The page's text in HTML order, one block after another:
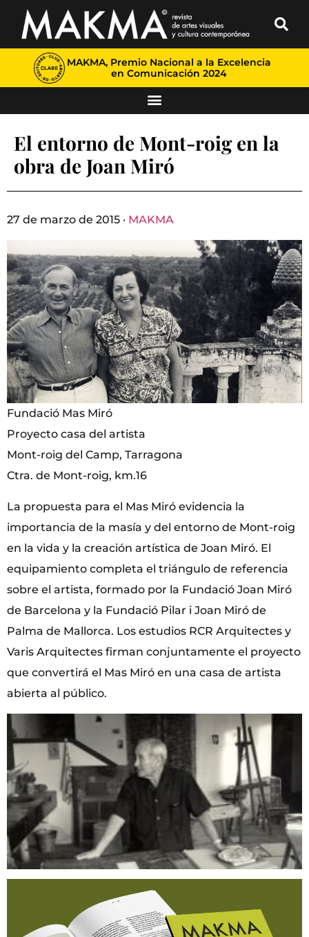
MAKMA, Premio Nacional a la Excelencia
en Comunicación 2024
El entorno de Mont-roig en la
obra de Joan Miró
27 de marzo de 2015 · MAKMA
Fundació Mas Miró
Proyecto casa del artista
Mont-roig del Camp, Tarragona
Ctra. de Mont-roig, km.16
La propuesta para el Mas Miró evidencia la
importancia de la masía y del entorno de Mont-roig
en la vida y la creación artística de Joan Miró. El
equipamiento completa el triángulo de referencia
sobre el artista, formado por la Fundació Joan Miró
de Barcelona y la Fundació Pilar i Joan Miró de
Palma de Mallorca. Los estudios RCR Arquitectes y
Varis Arquitectes firman conjuntamente el proyecto
que convertirá el Mas Miró en una casa de artista
abierta al público.